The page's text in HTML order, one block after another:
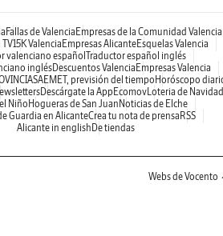
Fallas de Valencia Empresas de la Comunidad
15K Valencia Empresas AlicanteEsquelas Valencia
valenciano español Traductor español inglés
inglésDescuentos Valencia Empresas Valencia
AEMET, previsión del tiempo Horóscopo
Descárgate la App EcomovLoteria de Navidad
Niño Hogueras de San Juan Noticias de Elche
Guardia en AlicanteCrea tu nota de prensa RSS
Alicante in english De tiendas
Webs de Vocento